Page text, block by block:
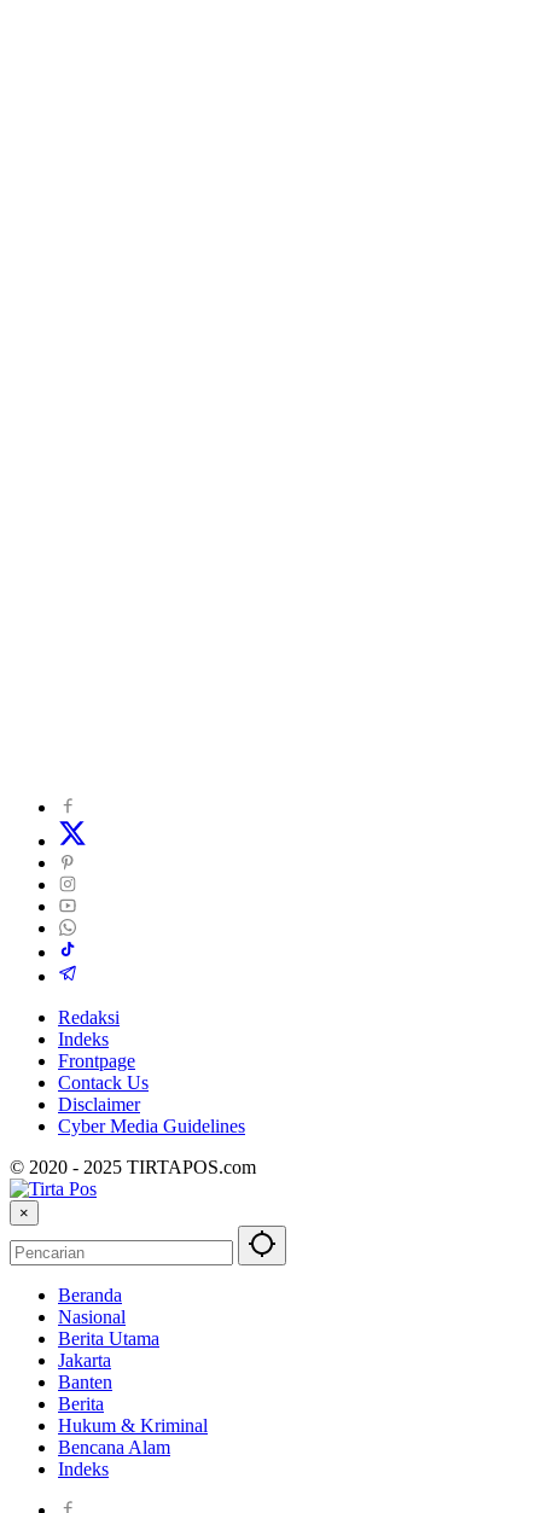
Redaksi
Indeks
Frontpage
Contack Us
Disclaimer
Cyber ​​Media Guidelines
© 2020 - 2025 TIRTAPOS.com
×
Beranda
Nasional
Berita Utama
Jakarta
Banten
Berita
Hukum & Kriminal
Bencana Alam
Indeks